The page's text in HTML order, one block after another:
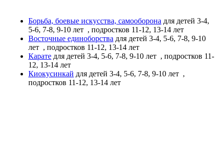
Борьба, боевые искусства, самооборона для детей 3-4,
5-6, 7-8, 9-10 лет , подростков 11-12, 13-14 лет
Восточные единоборства для детей 3-4, 5-6, 7-8, 9-10
лет , подростков 11-12, 13-14 лет
Карате для детей 3-4, 5-6, 7-8, 9-10 лет , подростков 11-
12, 13-14 лет
Киокусинкай для детей 3-4, 5-6, 7-8, 9-10 лет ,
подростков 11-12, 13-14 лет